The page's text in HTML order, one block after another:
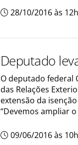
28/10/2016 às
Deputado
O deputado federal
das Relações
extensão da
“Devemos ampliar o
09/06/2016 às